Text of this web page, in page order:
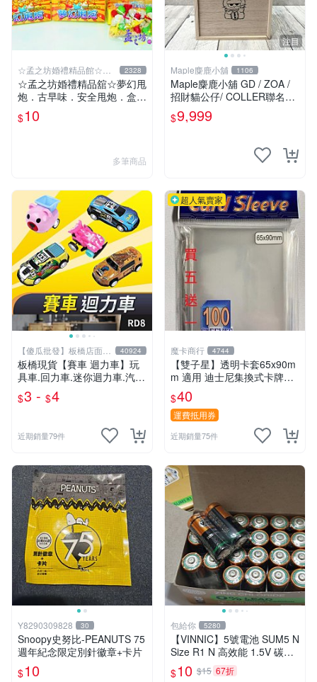
☆孟之坊婚禮精品館☆超
商取貨付款
2328
☆孟之坊婚禮精品舘☆夢幻甩
炮．古早味．安全甩炮．盒裝
甩炮 ．懷舊童玩 ．整人玩具
$10
多筆商品
注目
Maple麋鹿小舖 1106
Maple麋鹿小舖 GD / ZOA /
招財貓公仔/ COLLER聯名肩
背包 / 零錢包 限高雄面交
$9,999
【傻瓜批發】板橋店面-
平板電腦
40924
板橋現貨【賽車 迴力車】玩
具車.回力車.迷你迴力車.汽車
玩具.可愛玩具.兒童禮物.回力
車玩具【傻瓜批發】RD8
$3 - $4
近期銷量79件
超人氣賣家
魔卡商行 4744
【雙子星】透明卡套65x90m
m 適用 迪士尼集換式卡牌遊
戲 Disney Lorcana Reign of
Jafar
$40
運費抵用券
近期銷量75件
Y8290309828 30
Snoopy史努比-PEANUTS 75
週年紀念限定別針徽章+卡片
$10
包給你 5280
【VINNIC】5號電池 SUM5 N
Size R1 N 高效能 1.5V 碳鋅
電池 鋅錳
$10 $15 67折